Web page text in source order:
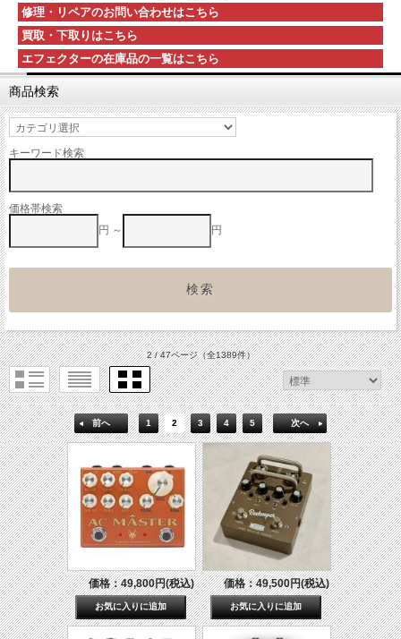
修理・リペアのお問い合わせはこちら
買取・下取りはこちら
エフェクターの在庫品の一覧はこちら
商品検索
キーワード検索
価格帯検索
円 ～
円
2 / 47ページ（全1389件）
前へ 1 2 3 4 5 次へ
価格：49,800円(税込) 価格：49,500円(税込)